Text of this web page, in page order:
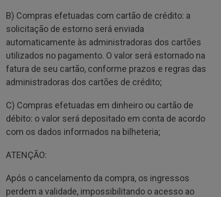
B) Compras efetuadas com cartão de crédito: a
solicitação de estorno será enviada
automaticamente às administradoras dos cartões
utilizados no pagamento. O valor será estornado na
fatura de seu cartão, conforme prazos e regras das
administradoras dos cartões de crédito;
C) Compras efetuadas em dinheiro ou cartão de
débito: o valor será depositado em conta de acordo
com os dados informados na bilheteria;
ATENÇÃO:
Após o cancelamento da compra, os ingressos
perdem a validade, impossibilitando o acesso ao